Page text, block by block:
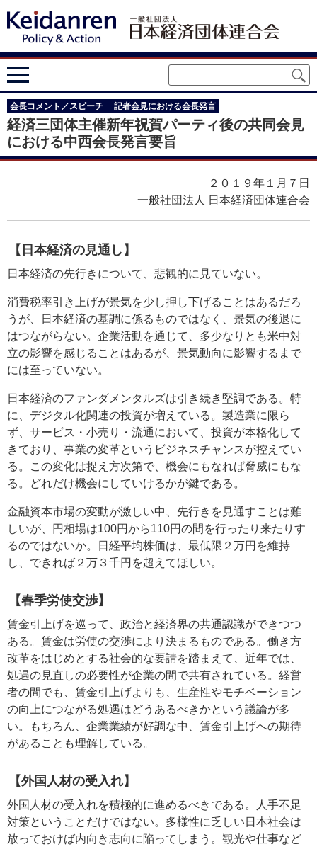
会長コメント／スピーチ 記者会見における会長発言
経済三団体主催新年祝賀パーティ後の共同会見
における中西会長発言要旨
２０１９年１月７日
一般社団法人 日本経済団体連合会
【日本経済の見通し】
日本経済の先行きについて、悲観的に見ていない。
消費税率引き上げが景気を少し押し下げることはあるだろ
うが、日本経済の基調に係るものではなく、景気の後退に
はつながらない。企業活動を通じて、多少なりとも米中対
立の影響を感じることはあるが、景気動向に影響するまで
には至っていない。
日本経済のファンダメンタルズは引き続き堅調である。特
に、デジタル化関連の投資が増えている。製造業に限ら
ず、サービス・小売り・流通において、投資が本格化して
きており、事業の変革というビジネスチャンスが控えてい
る。この変化は捉え方次第で、機会にもなれば脅威にもな
る。どれだけ機会にしていけるかが鍵である。
金融資本市場の変動が激しい中、先行きを見通すことは難
しいが、円相場は100円から110円の間を行ったり来たりす
るのではないか。日経平均株価は、最低限２万円を維持
し、できれば２万３千円を超えてほしい。
【春季労使交渉】
賃金引上げを巡って、政治と経済界の共通認識ができつつ
ある。賃金は労使の交渉により決まるものである。働き方
改革をはじめとする社会的な要請を踏まえて、近年では、
処遇の見直しの必要性が企業の間で共有されている。経営
者の間でも、賃金引上げよりも、生産性やモチベーション
の向上につながる処遇はどうあるべきかという議論が多
い。もちろん、企業業績が好調な中、賃金引上げへの期待
があることも理解している。
【外国人材の受入れ】
外国人材の受入れを積極的に進めるべきである。人手不足
対策ということだけではない。多様性に乏しい日本社会は
放っておけば内向き志向に陥ってしまう。観光や仕事など